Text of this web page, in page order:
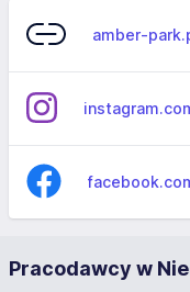
amber-
Pracodawcy w